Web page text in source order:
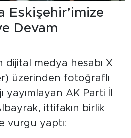
Eskişehir’imize
Devam
dijital medya hesabı X
üzerinden fotoğraflı
yayımlayan AK Parti İl
ittifakın birlik
vurgu yaptı: